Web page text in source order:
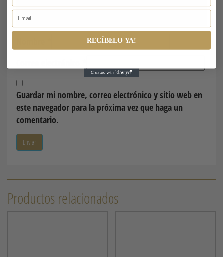
Guardar mi nombre, correo electrónico y sitio web en
este navegador para la próxima vez que haga un
comentario.
Productos relacionados
RECÍBELO YA!